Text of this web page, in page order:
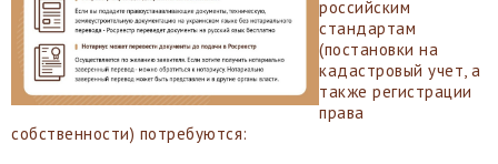
российским
стандартам
(постановки на
кадастровый учет, а
также регистрации
права
собственности) потребуются: